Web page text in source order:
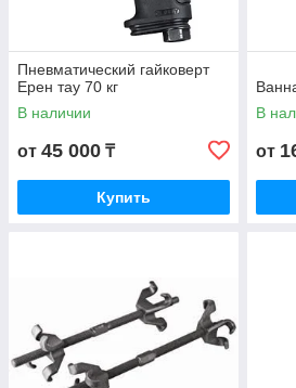
avto_bs@mail.ru
Пневматический гайковерт
Ерен тау 70 кг
В наличии
от 45 000 ₸
Купить
В
от